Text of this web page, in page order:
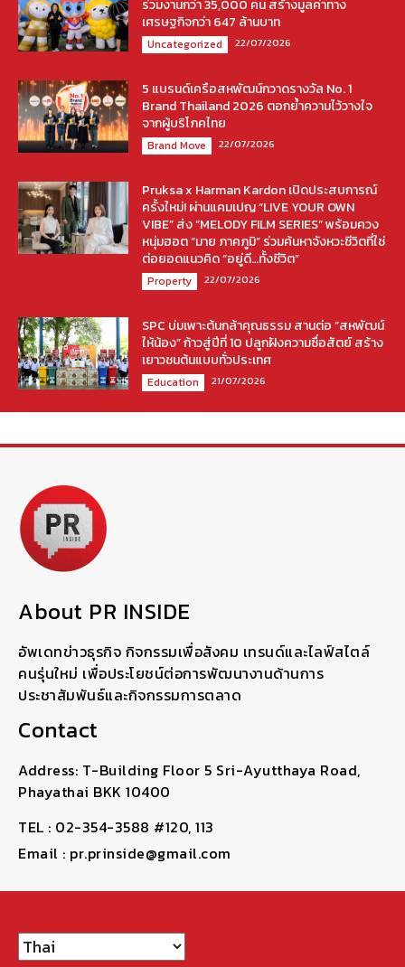
ร่วมงานกว่า 35,000 คน สร้างมูลค่าทาง
เศรษฐกิจกว่า 647 ล้านบาท
Uncategorized 22/07/2026
5 แบรนด์เครือสหพัฒน์กวาดรางวัล No. 1
Brand Thailand 2026 ตอกย้ำความไว้วางใจ
จากผู้บริโภคไทย
Brand Move 22/07/2026
Pruksa x Harman Kardon เปิดประสบการณ์
ครั้งใหม่! ผ่านแคมเปญ “LIVE YOUR OWN
VIBE” ส่ง “MELODY FILM SERIES” พร้อมควง
หนุ่มฮอต “มาย ภาคภูมิ” ร่วมค้นหาจังหวะชีวิตที่ใช่
ต่อยอดแนวคิด “อยู่ดี…ทั้งชีวิต”
Property 22/07/2026
SPC บ่มเพาะต้นกล้าคุณธรรม สานต่อ “สหพัฒน์
ให้น้อง” ก้าวสู่ปีที่ 10 ปลูกฝังความซื่อสัตย์ สร้าง
เยาวชนต้นแบบทั่วประเทศ
Education 21/07/2026
About PR INSIDE
อัพเดทข่าวธุรกิจ กิจกรรมเพื่อสังคม เทรนด์และไลฟ์สไตล์
คนรุ่นใหม่ เพื่อประโยชน์ต่อการพัฒนางานด้านการ
ประชาสัมพันธ์และกิจกรรมการตลาด
Contact
Address: T-Building Floor 5 Sri-Ayutthaya Road,
Phayathai BKK 10400
TEL : 02-354-3588 #120, 113
Email : pr.prinside@gmail.com